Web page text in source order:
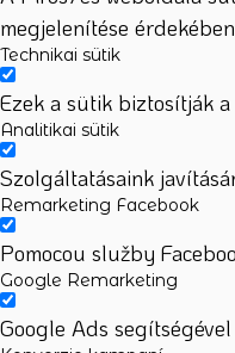
megjelenítése
Technikai sütik
Ezek a sütik biztosítják
Analitikai sütik
Szolgáltatásaink
Remarketing Facebook
Pomocou služby
Google Remarketing
Google Ads